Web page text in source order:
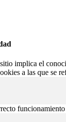
implica el
a las que se